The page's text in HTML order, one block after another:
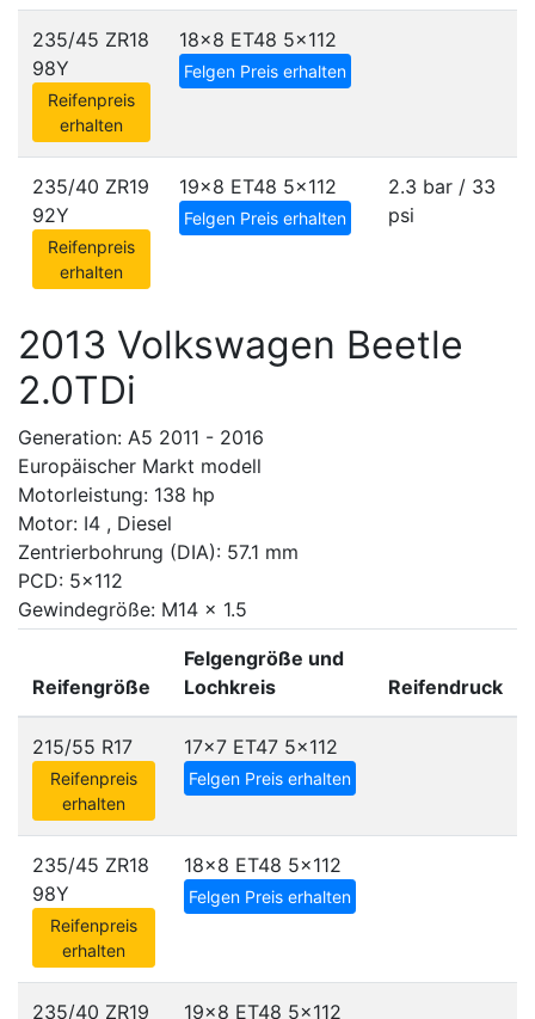
235/45 ZR18
98Y
Reifenpreis
erhalten
18x8 ET48 5x112
Felgen Preis erhalten
235/40 ZR19
92Y
Reifenpreis
erhalten
19x8 ET48 5x112
Felgen Preis erhalten
2.3 bar / 33
psi
2013 Volkswagen Beetle
2.0TDi
Generation: A5 2011 - 2016
Europäischer Markt modell
Motorleistung: 138 hp
Motor: I4 , Diesel
Zentrierbohrung (DIA): 57.1 mm
PCD: 5x112
Gewindegröße: M14 x 1.5
Reifengröße
Felgengröße und
Lochkreis
Reifendruck
215/55 R17
Reifenpreis
erhalten
17x7 ET47 5x112
Felgen Preis erhalten
235/45 ZR18
98Y
Reifenpreis
erhalten
18x8 ET48 5x112
Felgen Preis erhalten
235/40 ZR19 19x8 ET48 5x112